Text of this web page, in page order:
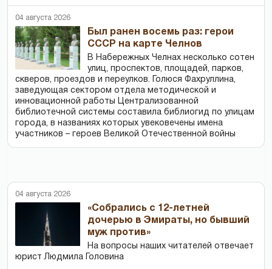
04 августа 2026
Был ранен восемь раз: герои
СССР на карте Челнов
В Набережных Челнах несколько сотен
улиц, проспектов, площадей, парков,
скверов, проездов и переулков. Голюся Фахруллина,
заведующая сектором отдела методической и
инновационной работы Централизованной
библиотечной системы составила библиогид по улицам
города, в названиях которых увековечены имена
участников – героев Великой Отечественной войны
04 августа 2026
«Собрались с 12-летней
дочерью в Эмираты, но бывший
муж против»
На вопросы наших читателей отвечает
юрист Людмила Головина